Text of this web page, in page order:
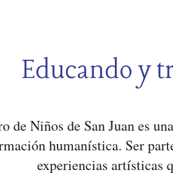
Educando y
de Niños de San Juan es
humanística. Ser
experiencias artísticas